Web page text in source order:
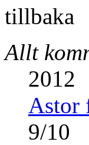
Allt
2012
Astor
9/10